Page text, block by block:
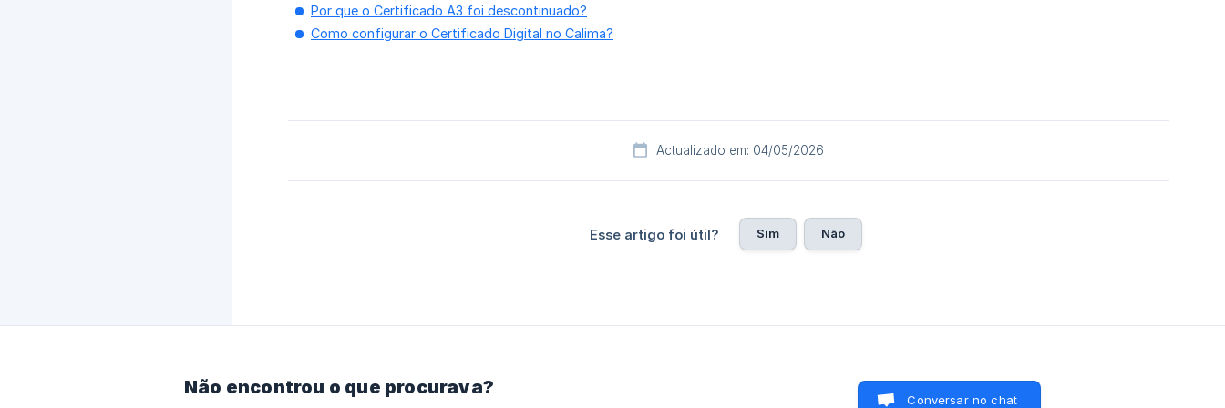
Por que o Certificado A3 foi descontinuado?
Como configurar o Certificado Digital no Calima?
Actualizado em: 04/05/2026
Esse artigo foi útil? Sim Não
Não encontrou o que procurava?
Conversar no chat